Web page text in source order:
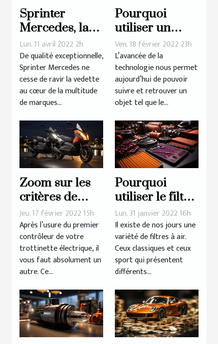
Sprinter
Mercedes, la
marque de
référence en
vogue
Lun. 11 avril 2022 2h
De qualité exceptionnelle,
Sprinter Mercedes ne
cesse de ravir la vedette
au cœur de la multitude
de marques...
Pourquoi
utiliser un
traceur GPS
pour sa moto ?
Ven. 18 février 2022 23h
L’avancée de la
technologie nous permet
aujourd’hui de pouvoir
suivre et retrouver un
objet tel que le...
Zoom sur les
critères de
choix d’un
contrôleur
pour
trottinette
électrique
Jeu. 17 février 2022 15h
Après l’usure du premier
contrôleur de votre
trottinette électrique, il
vous faut absolument un
autre. Ce...
Pourquoi
utiliser le filtre
à air sport : les
avantages
Lun. 31 janvier 2022 16h
Il existe de nos jours une
variété de filtres à air.
Ceux classiques et ceux
sport qui présentent
différents...